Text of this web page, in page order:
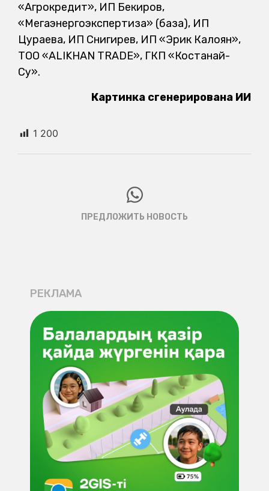
«Агрокредит», ИП Бекиров,
«Мегаэнергоэкспертиза» (база), ИП
Цураева, ИП Снигирев, ИП «Эрик Калоян»,
ТОО «ALIKHAN TRADE», ГКП «Костанай-
Су».
Картинка сгенерирована ИИ
1 200
ПРЕДЛОЖИТЬ НОВОСТЬ
РЕКЛАМА